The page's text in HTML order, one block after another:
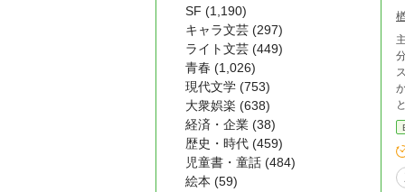
SF (1,190)
キャラ文芸 (297)
ライト文芸 (449)
青春 (1,026)
現代文学 (753)
大衆娯楽 (638)
経済・企業 (38)
歴史・時代 (459)
児童書・童話 (484)
絵本 (59)